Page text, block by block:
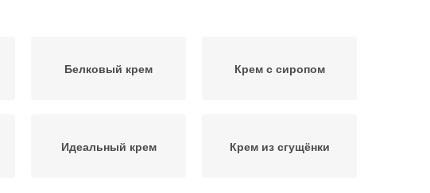
Белковый крем Крем с сиропом
Идеальный крем Крем из сгущёнки